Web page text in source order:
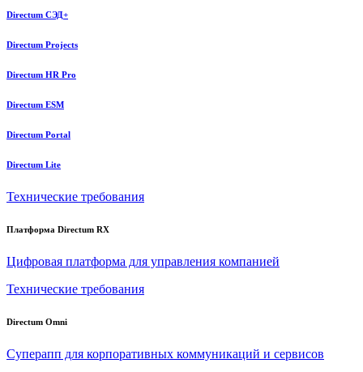
Directum СЭД+
Directum Projects
Directum HR Pro
Directum ESM
Directum Portal
Directum Lite
Технические требования
Платформа Directum RX
Цифровая платформа для управления компанией
Технические требования
Directum Omni
Суперапп для корпоративных коммуникаций и сервисов